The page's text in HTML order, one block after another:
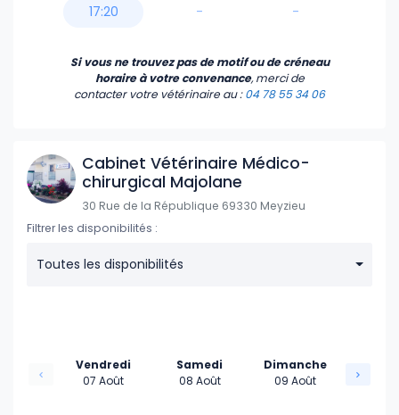
17:20 - -
Si vous ne trouvez pas de motif ou de créneau
horaire à votre convenance, merci de
contacter votre vétérinaire au :04 78 55 34 06
Cabinet Vétérinaire Médico-
chirurgical Majolane
30 Rue de la République 69330 Meyzieu
Filtrer les disponibilités :
Toutes les disponibilités
Vendredi
07 Août
Samedi
08 Août
Dimanche
09 Août